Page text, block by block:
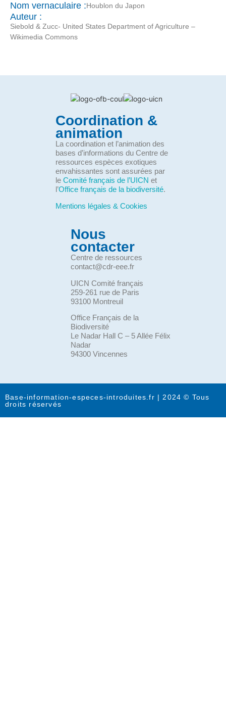
Nom vernaculaire :Houblon du Japon
Auteur :
Siebold & Zucc- United States Department of Agriculture –
Wikimedia Commons
Coordination &
animation
La coordination et l’animation des
bases d’informations du Centre de
ressources espèces exotiques
envahissantes sont assurées par
le Comité français de l’UICN et
l’Office français de la biodiversité.
Mentions légales & Cookies
Nous
contacter
Centre de ressources
contact@cdr-eee.fr
UICN Comité français
259-261 rue de Paris
93100 Montreuil
Office Français de la
Biodiversité
Le Nadar Hall C – 5 Allée Félix
Nadar
94300 Vincennes
Base-information-especes-introduites.fr | 2024 © Tous
droits réservés